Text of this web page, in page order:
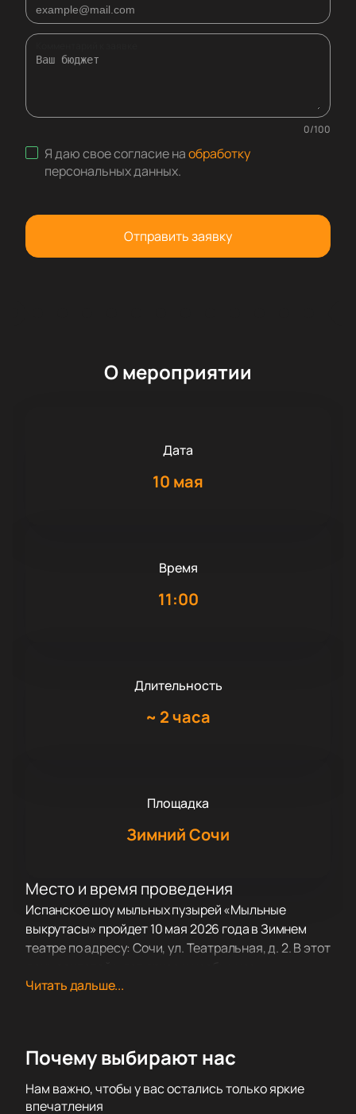
0/100
Я даю свое согласие наобработку
персональных данных.
Отправить заявку
О мероприятии
Дата
10 мая
Время
11:00
Длительность
~ 2 часа
Площадка
Зимний Сочи
Место и время проведения
Испанское шоу мыльных пузырей «Мыльные
выкрутасы» пройдет 10 мая 2026 года в Зимнем
театре по адресу: Сочи, ул. Театральная, д. 2. В этот
представление для всей семьи.
«Мыльные выкрутасы» — это шоу, которое уже
покорило зрителей по всему миру. На сцене
оживают удивительные формы, переливающиеся
светом и цветом, превращаясь в настоящее
Читать дальше...
Почему выбирают нас
Нам важно, чтобы у вас остались только яркие
впечатления